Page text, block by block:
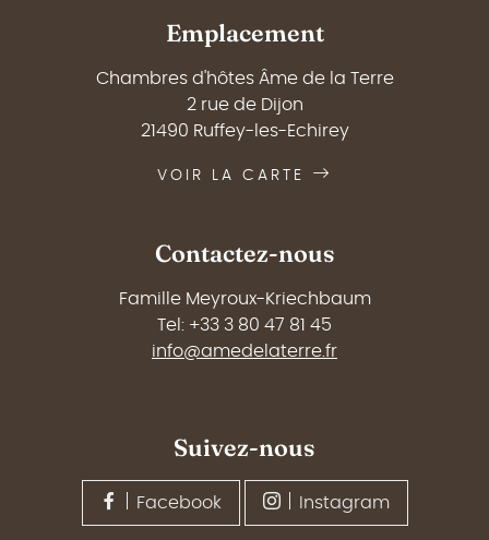
Emplacement
Chambres d'hôtes Âme de la Terre
2 rue de Dijon
21490 Ruffey-les-Echirey
VOIR LA CARTE
Contactez-nous
Famille Meyroux-Kriechbaum
Tel: +33 3 80 47 81 45
info@amedelaterre.fr
Suivez-nous
Facebook Instagram